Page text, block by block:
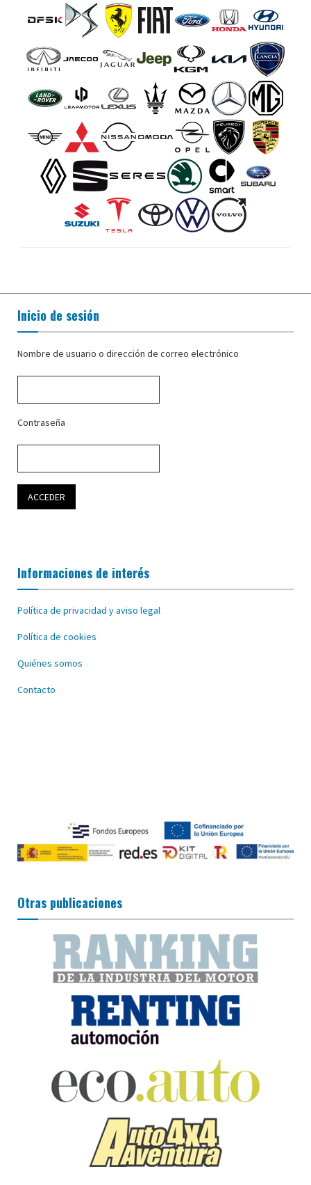
Inicio de sesión
Nombre de usuario o dirección de correo electrónico
Contraseña
Informaciones de interés
Política de privacidad y aviso legal
Política de cookies
Quiénes somos
Contacto
Otras publicaciones